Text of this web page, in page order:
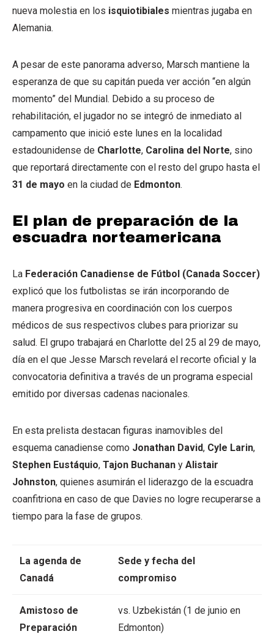
nueva molestia en los isquiotibiales mientras jugaba en
Alemania.
A pesar de este panorama adverso, Marsch mantiene la
esperanza de que su capitán pueda ver acción “en algún
momento” del Mundial. Debido a su proceso de
rehabilitación, el jugador no se integró de inmediato al
campamento que inició este lunes en la localidad
estadounidense de Charlotte, Carolina del Norte, sino
que reportará directamente con el resto del grupo hasta el
31 de mayo en la ciudad de Edmonton.
El plan de preparación de la
escuadra norteamericana
La Federación Canadiense de Fútbol (Canada Soccer)
explicó que los futbolistas se irán incorporando de
manera progresiva en coordinación con los cuerpos
médicos de sus respectivos clubes para priorizar su
salud. El grupo trabajará en Charlotte del 25 al 29 de mayo,
día en el que Jesse Marsch revelará el recorte oficial y la
convocatoria definitiva a través de un programa especial
emitido por diversas cadenas nacionales.
En esta prelista destacan figuras inamovibles del
esquema canadiense como Jonathan David, Cyle Larin,
Stephen Eustáquio, Tajon Buchanan y Alistair
Johnston, quienes asumirán el liderazgo de la escuadra
coanfitriona en caso de que Davies no logre recuperarse a
tiempo para la fase de grupos.
La agenda de
Canadá
Sede y fecha del
compromiso
Amistoso de
Preparación
vs. Uzbekistán (1 de junio en
Edmonton)